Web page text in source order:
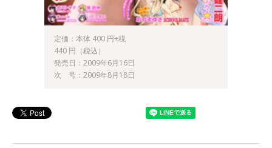
定価：本体 400 円+税
440 円（税込）
発売日：2009年6月16日
次 号：2009年8月18日